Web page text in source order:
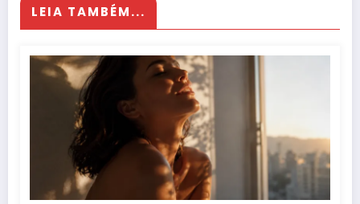
LEIA TAMBÉM...